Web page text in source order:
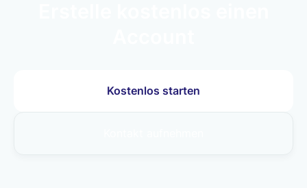
Kostenlos starten